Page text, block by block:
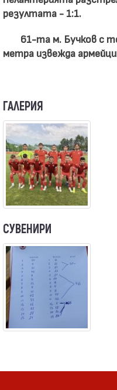
резултата - 1:1.
61-та м. Бучков с
метра извежда
ГАЛЕРИЯ
СУВЕНИРИ